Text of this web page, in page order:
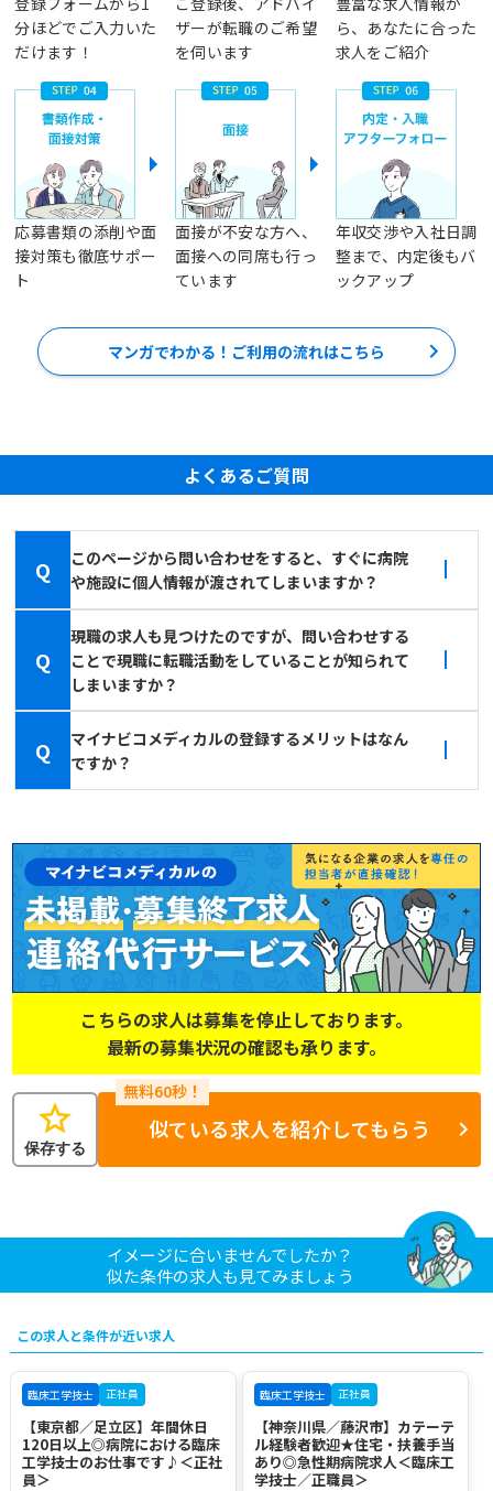
分ほどでご入力いた
だけます！
ザーが転職のご希望
を伺います
ら、あなたに合った
求人をご紹介
応募書類の添削や面
接対策も徹底サポー
ト
面接が不安な方へ、
面接への同席も行っ
ています
年収交渉や入社日調
整まで、内定後もバ
ックアップ
マンガでわかる！ご利用の流れはこちら
よくあるご質問
Q
このページから問い合わせをすると、すぐに病院
や施設に個人情報が渡されてしまいますか？
Q
現職の求人も見つけたのですが、問い合わせする
ことで現職に転職活動をしていることが知られて
しまいますか？
Q
マイナビコメディカルの登録するメリットはなん
ですか？
こちらの求人は募集を停止しております。
最新の募集状況の確認も承ります。
star
保存する
似ている求人を紹介してもらう
イメージに合いませんでしたか？
似た条件の求人も見てみましょう
この求人と条件が近い求人
臨床工学技士 正社員
【東京都／足立区】年間休日
120日以上◎病院における臨床
工学技士のお仕事です♪＜正社
員＞
臨床工学技士 正社員
【神奈川県／藤沢市】カテーテ
ル経験者歓迎★住宅・扶養手当
あり◎急性期病院求人＜臨床工
学技士／正職員＞